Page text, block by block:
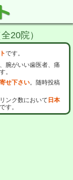
20院）
です。
腕がいい歯医者、痛
。
せ下さい。随時投稿
ンク数において 日本
です。